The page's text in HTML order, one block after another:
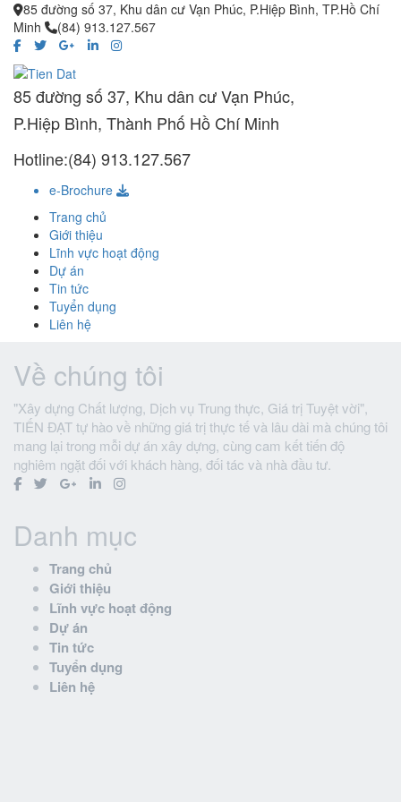
85 đường số 37, Khu dân cư Vạn Phúc, P.Hiệp Bình, TP.Hồ Chí
Minh
(84) 913.127.567
85 đường số 37, Khu dân cư Vạn Phúc,
P.Hiệp Bình, Thành Phố Hồ Chí Minh
Hotline:(84) 913.127.567
e-Brochure
Trang chủ
Giới thiệu
Lĩnh vực hoạt động
Dự án
Tin tức
Tuyển dụng
Liên hệ
Về chúng tôi
"Xây dựng Chất lượng, Dịch vụ Trung thực, Giá trị Tuyệt vời",
TIẾN ĐẠT tự hào về những giá trị thực tế và lâu dài mà chúng tôi
mang lại trong mỗi dự án xây dựng, cùng cam kết tiến độ
nghiêm ngặt đối với khách hàng, đối tác và nhà đầu tư.
Danh mục
Trang chủ
Giới thiệu
Lĩnh vực hoạt động
Dự án
Tin tức
Tuyển dụng
Liên hệ